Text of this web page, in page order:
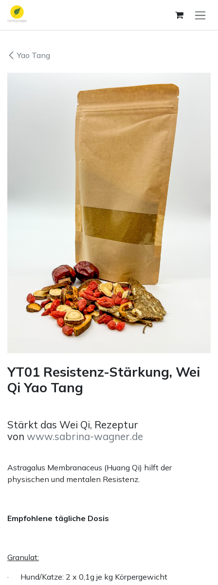
Zum Inhalt springen
Yao Tang
YT01 Resistenz-Stärkung, Wei
Qi Yao Tang
Stärkt das Wei Qi, Rezeptur
von www.sabrina-wagner.de
Astragalus Membranaceus (Huang Qi) hilft der
physischen und mentalen Resistenz.
Empfohlene tägliche Dosis
Granulat:
· Hund/Katze: 2 x 0,1g je kg Körpergewicht